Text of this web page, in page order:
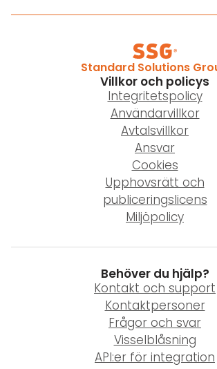
Standard Solutions
Villkor och policys
Integritetspolicy
Användarvillkor
Avtalsvillkor
Ansvar
Cookies
Upphovsrätt och
publiceringslicens
Miljöpolicy
Behöver du hjälp?
Kontakt och support
Kontaktpersoner
Frågor och svar
Visselblåsning
API:er för integration